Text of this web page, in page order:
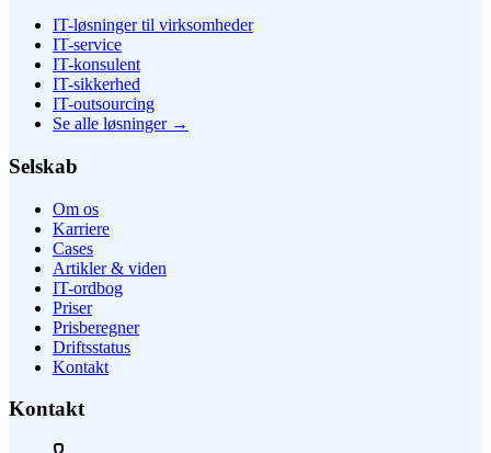
IT-løsninger til virksomheder
IT-service
IT-konsulent
IT-sikkerhed
IT-outsourcing
Se alle løsninger→
Selskab
Om os
Karriere
Cases
Artikler & viden
IT-ordbog
Priser
Prisberegner
Driftsstatus
Kontakt
Kontakt